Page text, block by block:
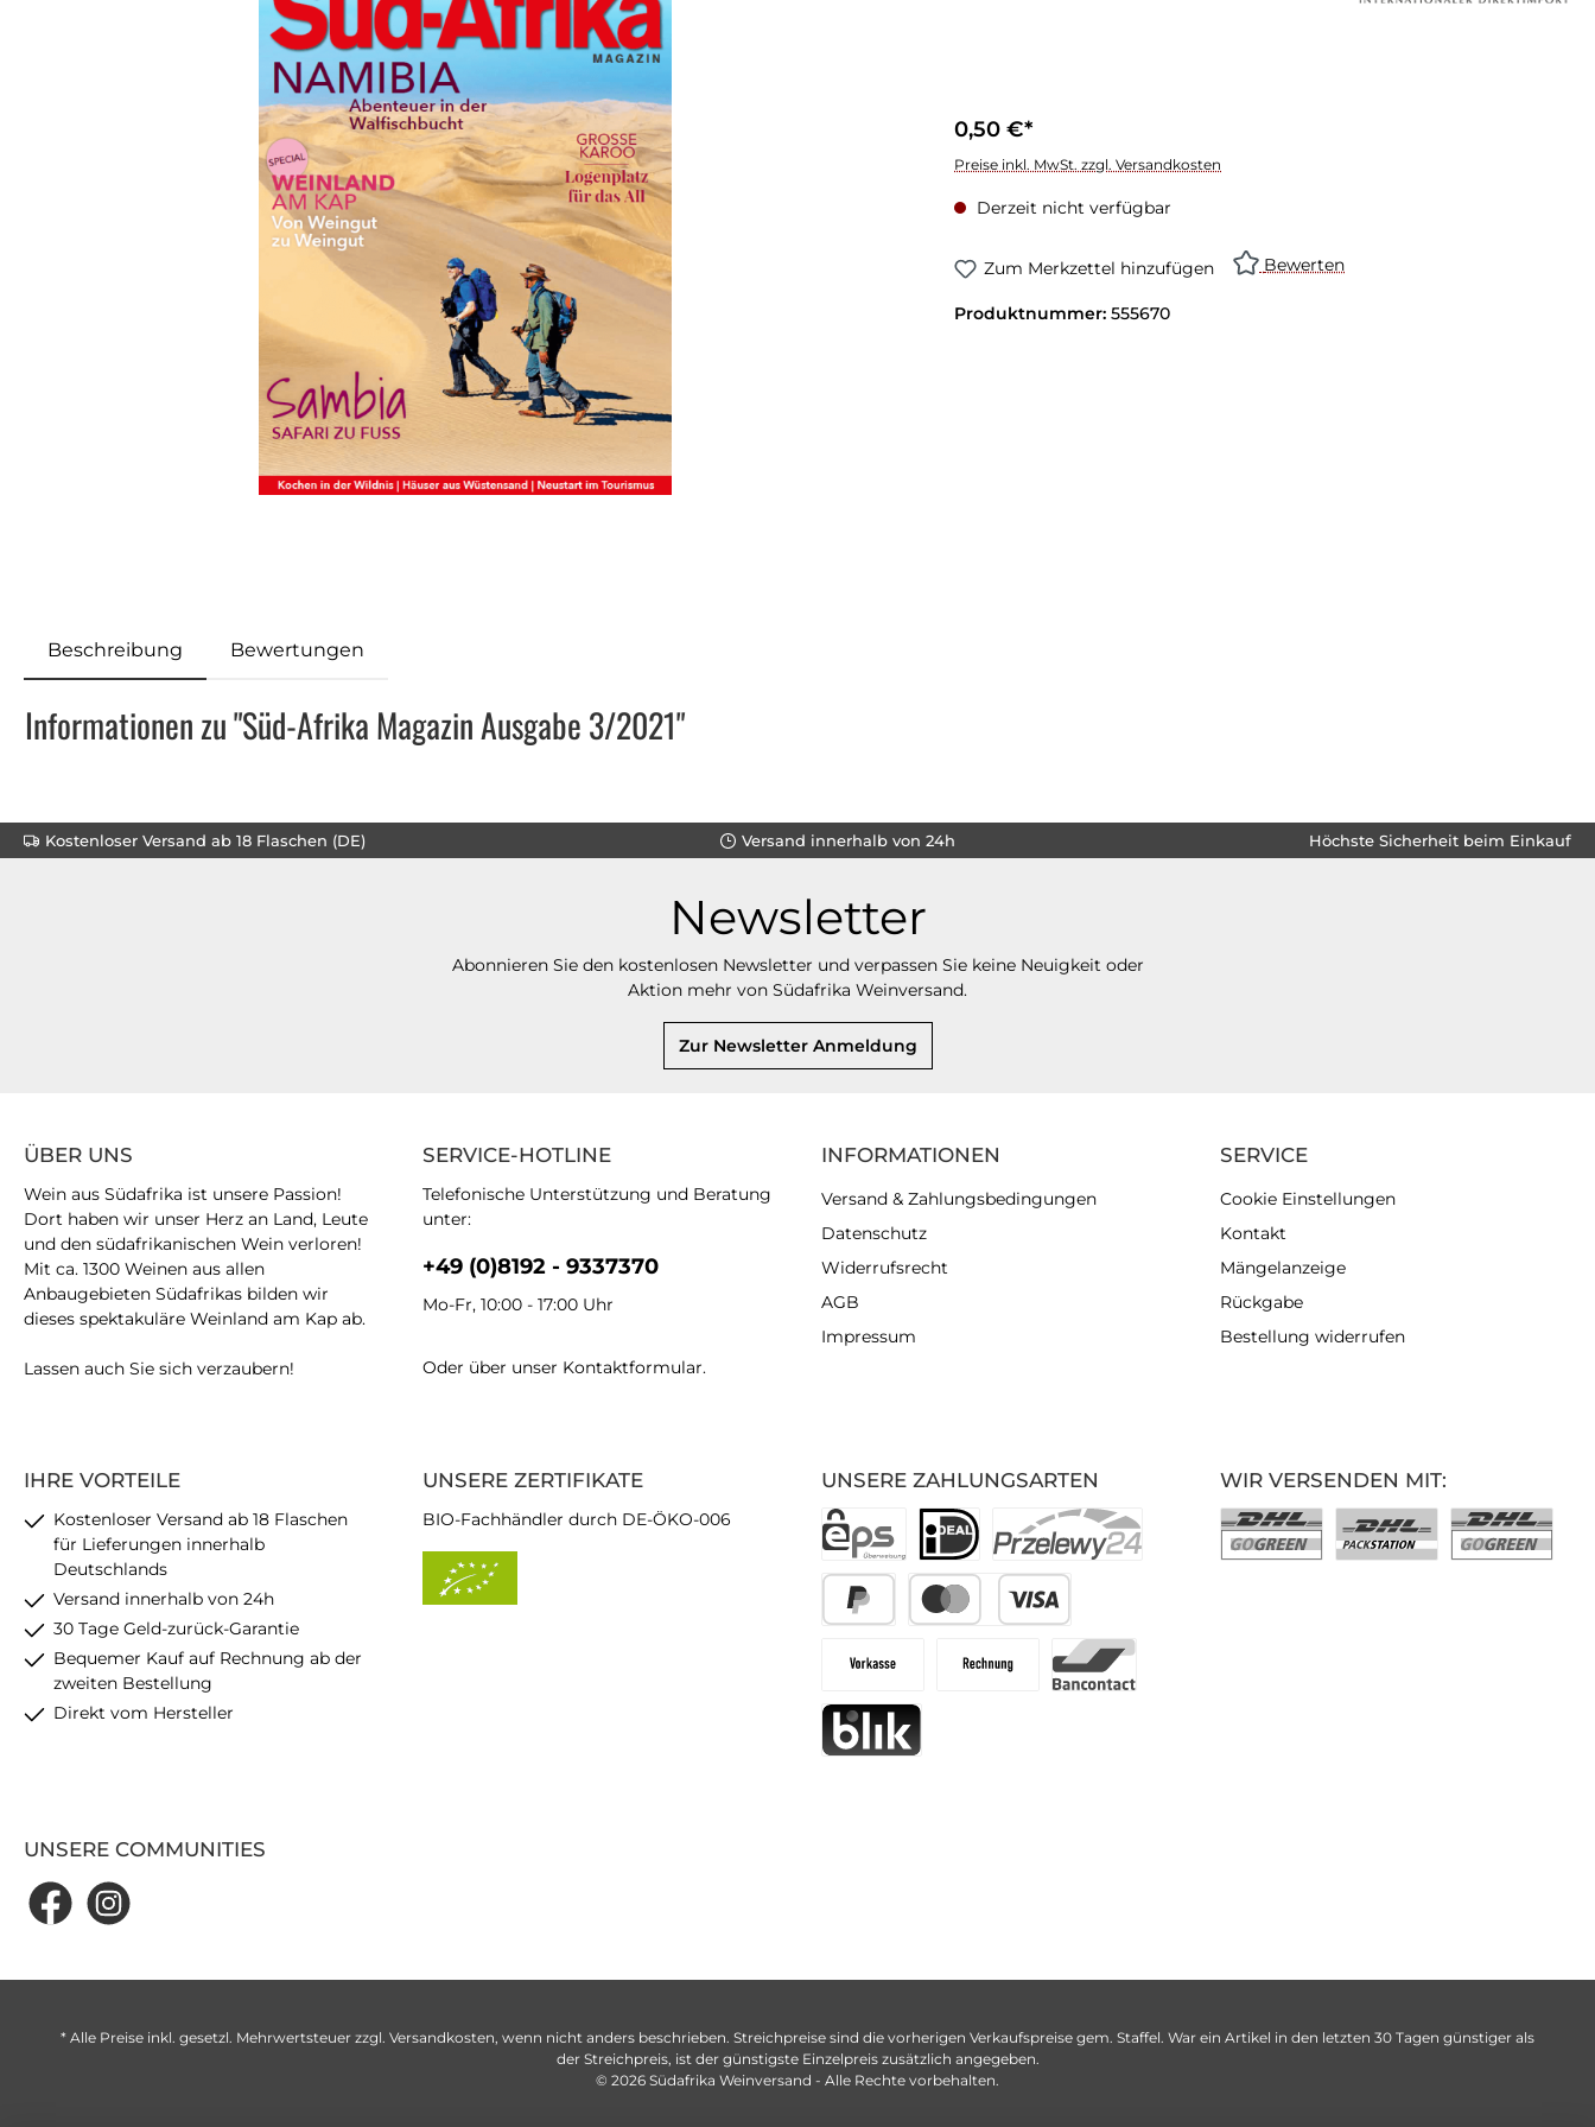
0,50 €*
Preise inkl. MwSt. zzgl. Versandkosten
Derzeit nicht verfügbar
Zum Merkzettel hinzufügen Bewerten
Produktnummer: 555670
Beschreibung Bewertungen
Informationen zu "Süd-Afrika Magazin Ausgabe 3/2021"
Kostenloser Versand ab 18 Flaschen (DE) Versand innerhalb von 24h Höchste Sicherheit beim Einkauf
Newsletter
Abonnieren Sie den kostenlosen Newsletter und verpassen Sie keine Neuigkeit oder
Aktion mehr von Südafrika Weinversand.
Zur Newsletter Anmeldung
SERVICE-HOTLINE
Telefonische Unterstützung und Beratung
unter:
+49 (0)8192 - 9337370
Mo-Fr, 10:00 - 17:00 Uhr
Oder über unser Kontaktformular.
IHRE VORTEILE
Kostenloser Versand ab 18 Flaschen
für Lieferungen innerhalb
Deutschlands
Versand innerhalb von 24h
30 Tage Geld-zurück-Garantie
Bequemer Kauf auf Rechnung ab der
zweiten Bestellung
Direkt vom Hersteller
UNSERE ZAHLUNGSARTEN
ÜBER UNS
Wein aus Südafrika ist unsere Passion!
Dort haben wir unser Herz an Land, Leute
und den südafrikanischen Wein verloren!
Mit ca. 1300 Weinen aus allen
Anbaugebieten Südafrikas bilden wir
dieses spektakuläre Weinland am Kap ab.
Lassen auch Sie sich verzaubern!
UNSERE ZERTIFIKATE
BIO-Fachhändler durch DE-ÖKO-006
INFORMATIONEN
Versand & Zahlungsbedingungen
Datenschutz
Widerrufsrecht
AGB
Impressum
SERVICE
Cookie Einstellungen
Kontakt
Mängelanzeige
Rückgabe
Bestellung widerrufen
UNSERE COMMUNITIES
WIR VERSENDEN MIT:
* Alle Preise inkl. gesetzl. Mehrwertsteuer zzgl. Versandkosten, wenn nicht anders beschrieben. Streichpreise sind die vorherigen Verkaufspreise gem. Staffel. War ein Artikel in den letzten 30 Tagen günstiger als
der Streichpreis, ist der günstigste Einzelpreis zusätzlich angegeben.
© 2026 Südafrika Weinversand - Alle Rechte vorbehalten.